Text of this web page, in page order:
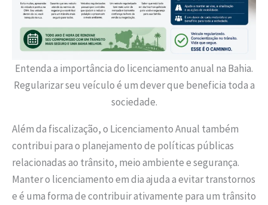
Entenda a importância do licenciamento anual na Bahia.
Regularizar seu veículo é um dever que beneficia toda a
sociedade.
Além da fiscalização, o Licenciamento Anual também
contribui para o planejamento de políticas públicas
relacionadas ao trânsito, meio ambiente e segurança.
Manter o licenciamento em dia ajuda a evitar transtornos
e é uma forma de contribuir ativamente para um trânsito